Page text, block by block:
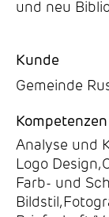
und neu
Kunde
Gemeinde
Kompetenzen
Analyse und
Logo Design,
Farb- und
Bildstil,